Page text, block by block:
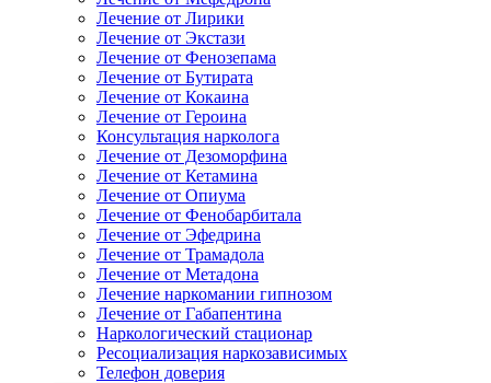
Лечение от Лирики
Лечение от Экстази
Лечение от Фенозепама
Лечение от Бутирата
Лечение от Кокаина
Лечение от Героина
Консультация нарколога
Лечение от Дезоморфина
Лечение от Кетамина
Лечение от Опиума
Лечение от Фенобарбитала
Лечение от Эфедрина
Лечение от Трамадола
Лечение от Метадона
Лечение наркомании гипнозом
Лечение от Габапентина
Наркологический стационар
Ресоциализация наркозависимых
Телефон доверия